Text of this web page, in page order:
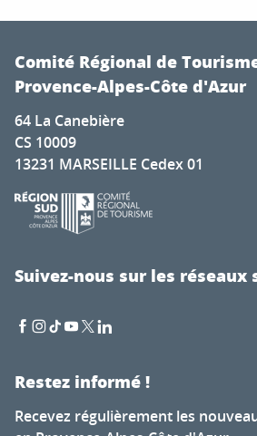
Comité Régional de
Provence-Alpes-Côte d'Azur
64 La Canebière
CS 10009
13231 MARSEILLE Cedex 01
Suivez-nous sur les réseaux
Restez informé !
Recevez régulièrement les